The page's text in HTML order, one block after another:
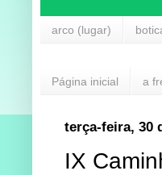
arco (lugar)
Página inicial a
terça-feira, 30
IX